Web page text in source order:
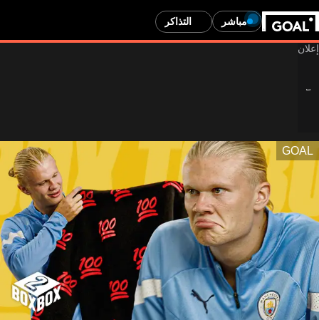
مباشر التذاكر
GOAL